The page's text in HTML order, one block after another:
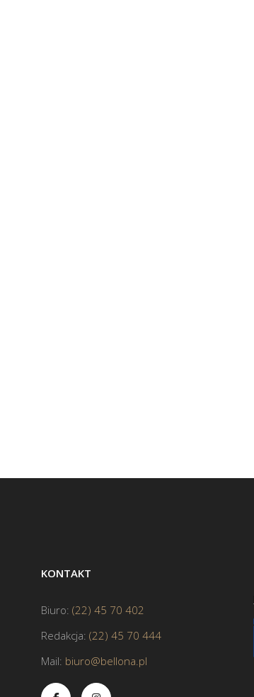
KONTAKT
Biuro: (22) 45 70 402
Redakcja: (22) 45 70 444
Mail: biuro@bellona.pl